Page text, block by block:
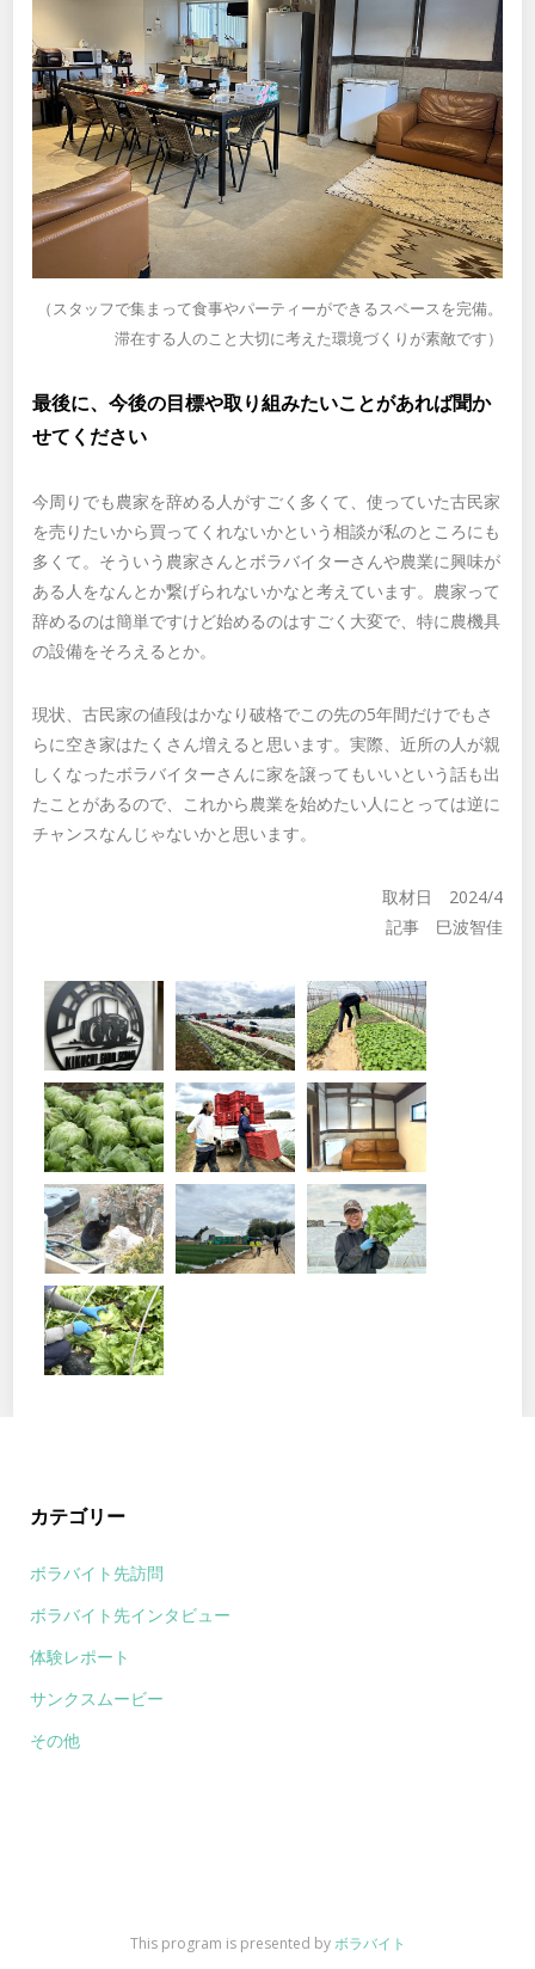
（スタッフで集まって食事やパーティーができるスペースを完備。
滞在する人のこと大切に考えた環境づくりが素敵です）
最後に、今後の目標や取り組みたいことがあれば聞か
せてください
今周りでも農家を辞める人がすごく多くて、使っていた古民家
を売りたいから買ってくれないかという相談が私のところにも
多くて。そういう農家さんとボラバイターさんや農業に興味が
ある人をなんとか繋げられないかなと考えています。農家って
辞めるのは簡単ですけど始めるのはすごく大変で、特に農機具
の設備をそろえるとか。
現状、古民家の値段はかなり破格でこの先の5年間だけでもさ
らに空き家はたくさん増えると思います。実際、近所の人が親
しくなったボラバイターさんに家を譲ってもいいという話も出
たことがあるので、これから農業を始めたい人にとっては逆に
チャンスなんじゃないかと思います。
取材日 2024/4
記事 巳波智佳
カテゴリー
ボラバイト先訪問
ボラバイト先インタビュー
体験レポート
サンクスムービー
その他
This program is presented byボラバイト